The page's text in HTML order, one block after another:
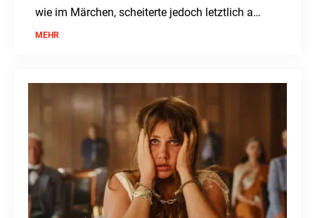
wie im Märchen, scheiterte jedoch letztlich am
enormen Druck.
MEHR